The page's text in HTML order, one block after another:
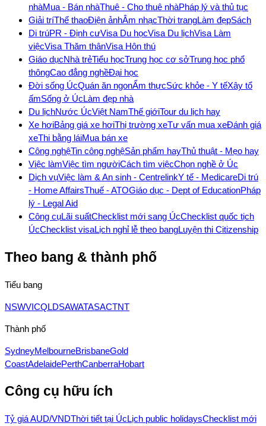
nhàMua - Bán nhàThuê - Cho thuê nhàPháp lý và thủ tục
Giải tríThể thaoĐiện ảnhÂm nhạcThời trangLàm đẹpSách
Di trúPR - Định cưVisa Du họcVisa Du lịchVisa Làm
việcVisa Thăm thânVisa Hôn thú
Giáo dụcNhà trẻTiểu họcTrung học cơ sởTrung học phổ
thôngCao đẳng nghềĐại học
Đời sống ÚcQuán ăn ngonẨm thựcSức khỏe - Y tếXây tổ
ấmSống ở ÚcLàm đẹp nhà
Du lịchNước ÚcViệt NamThế giớiTour du lịch hay
Xe hơiBảng giá xe hơiThị trường xeTư vấn mua xeĐánh giá
xeThi bằng láiMua bán xe
Công nghệTin công nghệSản phẩm hayThủ thuật - Mẹo hay
Việc làmViệc tìm ngườiCách tìm việcChọn nghề ở Úc
Dịch vụViệc làm & An sinh - CentrelinkY tế - MedicareDi trú
- Home AffairsThuế - ATOGiáo dục - Dept of EducationPháp
lý - Legal Aid
Công cụLãi suấtChecklist mới sang ÚcChecklist quốc tịch
ÚcChecklist visaLịch nghỉ lễ theo bangLuyện thi Citizenship
Theo bang & thành phố
Tiểu bang
NSWVICQLDSAWATASACTNT
Thành phố
SydneyMelbourneBrisbaneGold
CoastAdelaidePerthCanberraHobart
Công cụ hữu ích
Tỷ giá AUD/VNDThời tiết tại ÚcLịch public holidaysChecklist mới